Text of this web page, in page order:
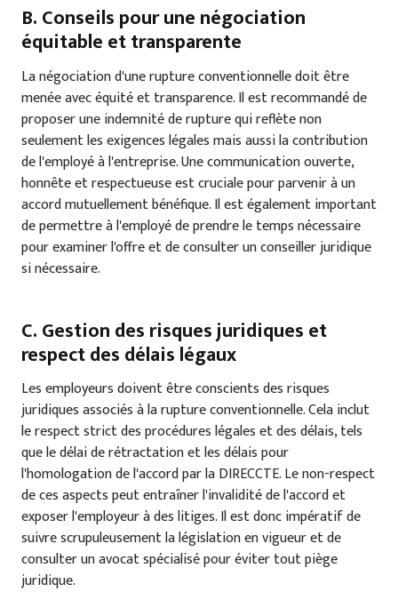
B. Conseils pour une négociation
équitable et transparente
La négociation d'une rupture conventionnelle doit être
menée avec équité et transparence. Il est recommandé de
proposer une indemnité de rupture qui reflète non
seulement les exigences légales mais aussi la contribution
de l'employé à l'entreprise. Une communication ouverte,
honnête et respectueuse est cruciale pour parvenir à un
accord mutuellement bénéfique. Il est également important
de permettre à l'employé de prendre le temps nécessaire
pour examiner l'offre et de consulter un conseiller juridique
si nécessaire.
C. Gestion des risques juridiques et
respect des délais légaux
Les employeurs doivent être conscients des risques
juridiques associés à la rupture conventionnelle. Cela inclut
le respect strict des procédures légales et des délais, tels
que le délai de rétractation et les délais pour
l'homologation de l'accord par la DIRECCTE. Le non-respect
de ces aspects peut entraîner l'invalidité de l'accord et
exposer l'employeur à des litiges. Il est donc impératif de
suivre scrupuleusement la législation en vigueur et de
consulter un avocat spécialisé pour éviter tout piège
juridique.